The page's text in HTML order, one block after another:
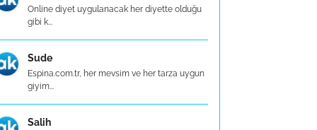
Online diyet uygulanacak her diyette olduğu
gibi k...
Sude
Espina.com.tr, her mevsim ve her tarza uygun
giyim...
Salih